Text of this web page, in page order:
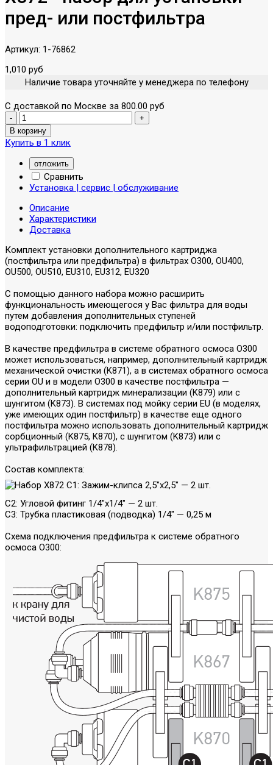
пред- или постфильтра
Артикул: 1-76862
1,010 руб
Наличие товара уточняйте у менеджера по телефону
С доставкой по Москве за 800.00 руб
Купить в 1 клик
отложить
Сравнить
Установка | сервис | обслуживание
Описание
Характеристики
Доставка
Комплект установки дополнительного картриджа
(постфильтра или предфильтра) в фильтрах O300, OU400,
OU500, OU510, EU310, EU312, EU320
С помощью данного набора можно расширить
функциональность имеющегося у Вас фильтра для воды
путем добавления дополнительных ступеней
водоподготовки: подключить предфильтр и/или постфильтр.
В качестве предфильтра в системе обратного осмоса O300
может использоваться, например, дополнительный картридж
механической очистки (K871), а в системах обратного осмоса
серии OU и в модели O300 в качестве постфильтра —
дополнительный картридж минерализации (K879) или с
шунгитом (K873). В системах под мойку серии EU (в моделях,
уже имеющих один постфильтр) в качестве еще одного
постфильтра можно использовать дополнительный картридж
сорбционный (K875, K870), с шунгитом (K873) или с
ультрафильтрацией (K878).
Состав комплекта:
C1: Зажим-клипса 2,5"х2,5" — 2 шт.
C2: Угловой фитинг 1/4"х1/4" — 2 шт.
C3: Трубка пластиковая (подводка) 1/4" — 0,25 м
Схема подключения предфильтра к системе обратного
осмоса O300: